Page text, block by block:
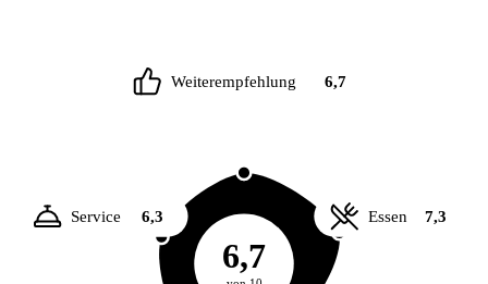
6,7
Weiterempfehlung 6,7
Essen 7,3
Service 6,3